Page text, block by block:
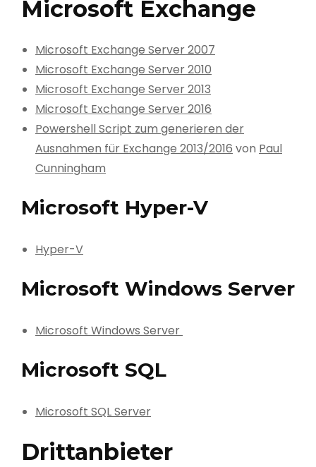
Microsoft Exchange
Microsoft Exchange Server 2007
Microsoft Exchange Server 2010
Microsoft Exchange Server 2013
Microsoft Exchange Server 2016
Powershell Script zum generieren der
Ausnahmen für Exchange 2013/2016 von Paul
Cunningham
Microsoft Hyper-V
Hyper-V
Microsoft Windows Server
Microsoft Windows Server
Microsoft SQL
Microsoft SQL Server
Drittanbieter